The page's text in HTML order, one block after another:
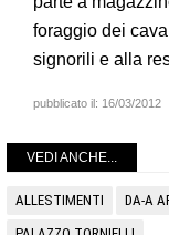
foraggio dei
signorili e alla
pubblicato il: 16/03/2012
VEDI ANCHE...
ALLESTIMENTI DA-A